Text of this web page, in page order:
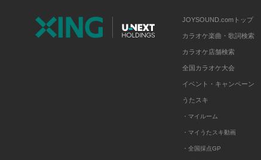
JOYSOUND.comトップ
カラオケ楽曲・歌詞検索
カラオケ店舗検索
全国カラオケ大会
イベント・キャンペーン
うたスキ
・マイルーム
・マイうたスキ動画
・全国採点GP